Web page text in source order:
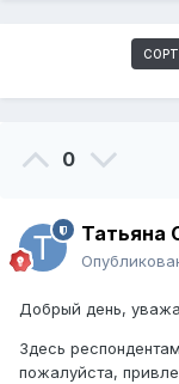
0
Татьяна
Добрый день,
Здесь
пожалуйста,